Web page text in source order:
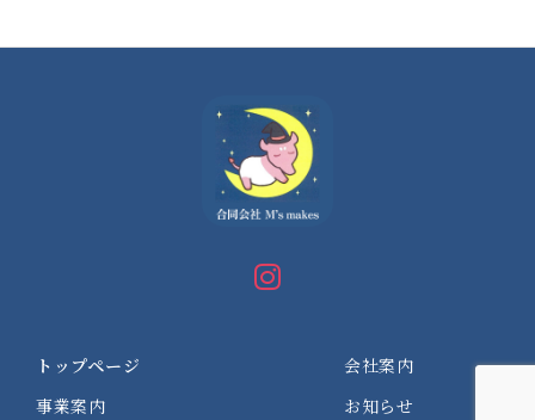
トップページ
会社案内
事業案内
お知らせ